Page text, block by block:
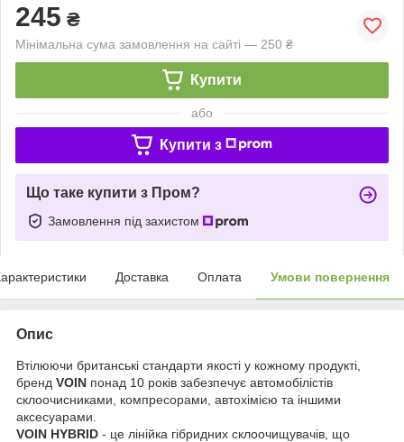
245 ₴
Мінімальна сума замовлення на сайті — 250 ₴
Купити
або
Купити з
Що таке купити з Пром?
Замовлення під захистом
Доставка Оплата Умови повернення
Опис
Втілюючи британські стандарти якості у кожному продукті,
бренд VOIN понад 10 років забезпечує автомобілістів
склоочисниками, компресорами, автохімією та іншими
аксесуарами.
VOIN HYBRID - це лінійка гібридних склоочищувачів, що